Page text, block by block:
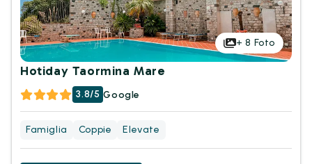
+8 Foto
Hotiday Taormina Mare
3.8/5 Google
Famiglia Coppie Elevate